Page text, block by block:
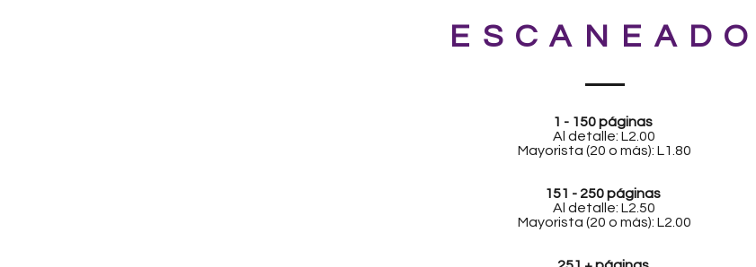
ESCANEADO
1 - 150 páginas
Al detalle: L2.00
Mayorista (20 o más): L1.80
151 - 250 páginas
Al detalle: L2.50
Mayorista (20 o más): L2.00